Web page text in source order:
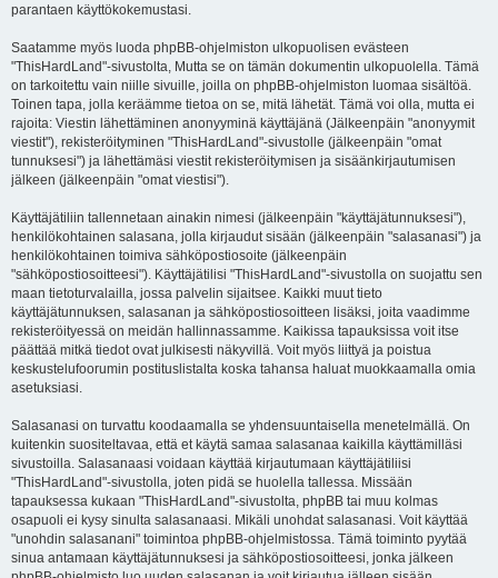
parantaen käyttökokemustasi.
Saatamme myös luoda phpBB-ohjelmiston ulkopuolisen evästeen
"ThisHardLand"-sivustolta, Mutta se on tämän dokumentin ulkopuolella. Tämä
on tarkoitettu vain niille sivuille, joilla on phpBB-ohjelmiston luomaa sisältöä.
Toinen tapa, jolla keräämme tietoa on se, mitä lähetät. Tämä voi olla, mutta ei
rajoita: Viestin lähettäminen anonyyminä käyttäjänä (Jälkeenpäin "anonyymit
viestit"), rekisteröityminen "ThisHardLand"-sivustolle (jälkeenpäin "omat
tunnuksesi") ja lähettämäsi viestit rekisteröitymisen ja sisäänkirjautumisen
jälkeen (jälkeenpäin "omat viestisi").
Käyttäjätiliin tallennetaan ainakin nimesi (jälkeenpäin "käyttäjätunnuksesi"),
henkilökohtainen salasana, jolla kirjaudut sisään (jälkeenpäin "salasanasi") ja
henkilökohtainen toimiva sähköpostiosoite (jälkeenpäin
"sähköpostiosoitteesi"). Käyttäjätilisi "ThisHardLand"-sivustolla on suojattu sen
maan tietoturvalailla, jossa palvelin sijaitsee. Kaikki muut tieto
käyttäjätunnuksen, salasanan ja sähköpostiosoitteen lisäksi, joita vaadimme
rekisteröityessä on meidän hallinnassamme. Kaikissa tapauksissa voit itse
päättää mitkä tiedot ovat julkisesti näkyvillä. Voit myös liittyä ja poistua
keskustelufoorumin postituslistalta koska tahansa haluat muokkaamalla omia
asetuksiasi.
Salasanasi on turvattu koodaamalla se yhdensuuntaisella menetelmällä. On
kuitenkin suositeltavaa, että et käytä samaa salasanaa kaikilla käyttämilläsi
sivustoilla. Salasanaasi voidaan käyttää kirjautumaan käyttäjätiliisi
"ThisHardLand"-sivustolla, joten pidä se huolella tallessa. Missään
tapauksessa kukaan "ThisHardLand"-sivustolta, phpBB tai muu kolmas
osapuoli ei kysy sinulta salasanaasi. Mikäli unohdat salasanasi. Voit käyttää
"unohdin salasanani" toimintoa phpBB-ohjelmistossa. Tämä toiminto pyytää
sinua antamaan käyttäjätunnuksesi ja sähköpostiosoitteesi, jonka jälkeen